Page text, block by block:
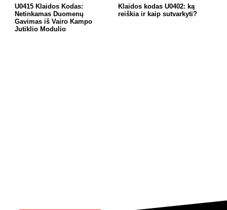
U0415 Klaidos Kodas:
Netinkamas Duomenų
Gavimas iš Vairo Kampo
Jutiklio Modulio
Klaidos kodas U0402: ką
reiškia ir kaip sutvarkyti?